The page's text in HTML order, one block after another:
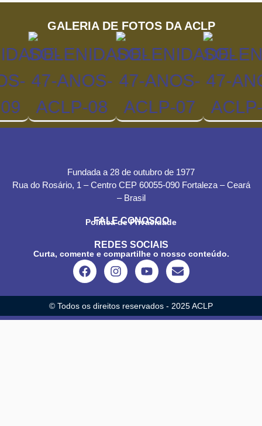
GALERIA DE FOTOS DA ACLP
Fundada a 28 de outubro de 1977
Rua do Rosário, 1 – Centro CEP 60055-090 Fortaleza – Ceará
– Brasil
FALE CONOSCO
Política de Privacidade
REDES SOCIAIS
Curta, comente e compartilhe o nosso conteúdo.
© Todos os direitos reservados - 2025 ACLP